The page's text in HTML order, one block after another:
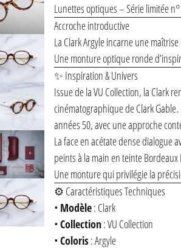
Lunettes optiques – Série limitée
Accroche introductive
La Clark Argyle incarne une
Une monture optique ronde
✨ Inspiration & Univers
Issue de la VU Collection, la Clark
cinématographique de Clark
années 50, avec une approche
La face en acétate dense dialogue
peints à la main en teinte
Une monture qui privilégie la
⚙️ Caractéristiques Techniques
• Modèle: Clark
•Collection: VU Collection
•Coloris: Argyle